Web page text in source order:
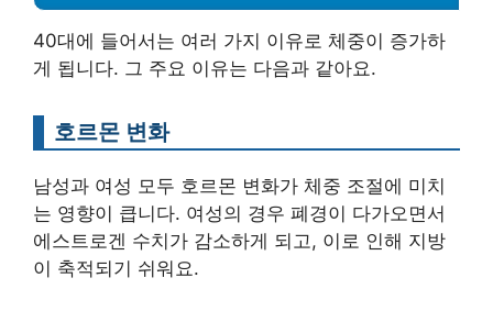
40대에 들어서는 여러 가지 이유로 체중이 증가하
게 됩니다. 그 주요 이유는 다음과 같아요.
호르몬 변화
남성과 여성 모두 호르몬 변화가 체중 조절에 미치
는 영향이 큽니다. 여성의 경우 폐경이 다가오면서
에스트로겐 수치가 감소하게 되고, 이로 인해 지방
이 축적되기 쉬워요.